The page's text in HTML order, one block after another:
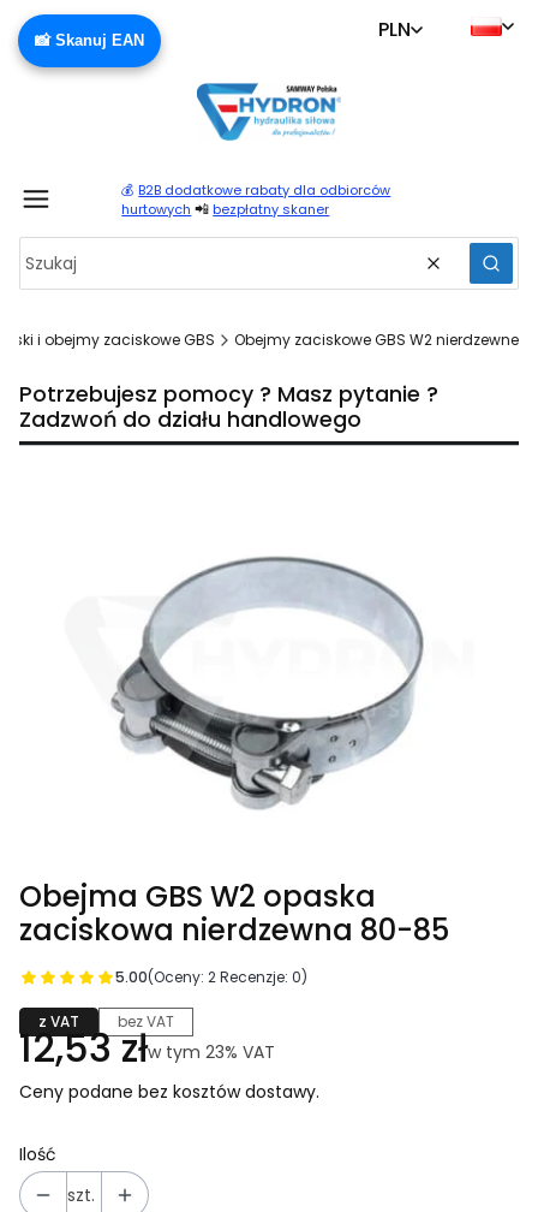
📸 Skanuj EAN PLN
💰 B2B dodatkowe rabaty dla odbiorców
hurtowych 📲 bezpłatny skaner
Wyczyść
i obejmy zaciskowe GBS Obejmy zaciskowe GBS W2 nierdzewne
Potrzebujesz pomocy ? Masz pytanie ?
Zadzwoń do działu handlowego
Obejma GBS W2 opaska
zaciskowa nierdzewna 80-85
5.00(Oceny: 2 Recenzje: 0)
z VAT bez VAT
Cena
12,53 złw tym 23% VAT
w tym 23% VAT
Ceny podane bez kosztów dostawy.
Ilość
szt.